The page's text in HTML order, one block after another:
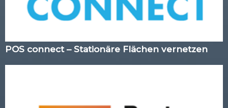
POS connect – Stationäre Flächen vernetzen